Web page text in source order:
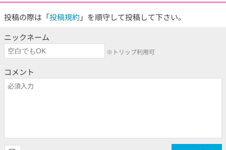
投稿の際は「投稿規約 」を順守して投稿して下さい。
ニックネーム
※トリップ利用可
コメント